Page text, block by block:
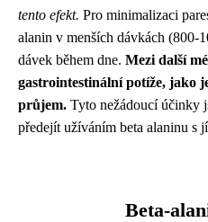
tento efekt. Pro minimalizaci
alanin v menších dávkách (800-
dávek během dne. Mezi další
gastrointestinální potíže, jako
průjem. Tyto nežádoucí účinky
předejít užíváním beta alaninu s
Beta-